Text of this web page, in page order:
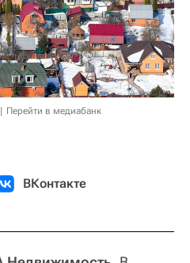
Перейти в медиабанк
ВКонтакте